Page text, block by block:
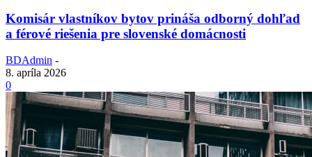
Komisár vlastníkov bytov prináša odborný dohľad
a férové riešenia pre slovenské domácnosti
BDAdmin -
8. apríla 2026
0